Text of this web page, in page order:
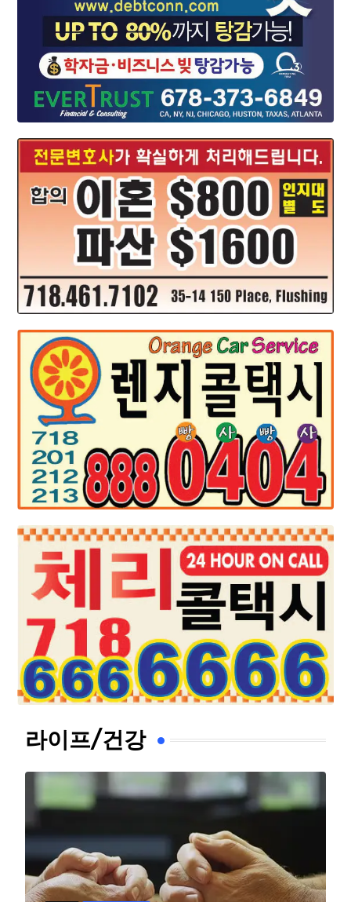
라이프/건강